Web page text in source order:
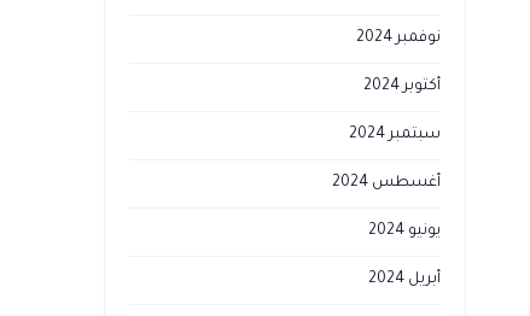
نوفمبر 2024
أكتوبر 2024
سبتمبر 2024
أغسطس 2024
يونيو 2024
أبريل 2024